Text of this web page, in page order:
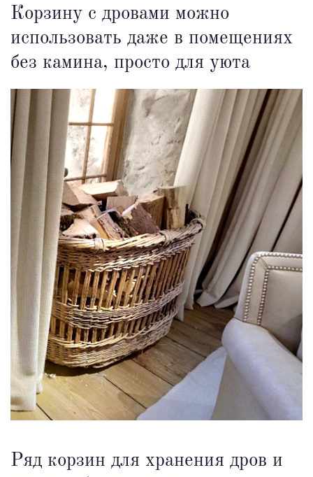
Корзину с дровами можно
использовать даже в помещениях
без камина, просто для уюта
Ряд корзин для хранения дров и